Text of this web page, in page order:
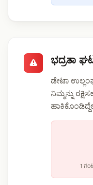
ಭದ್ರತಾ
ಡೇಟಾ
ನಿಮ್ಮನ್ನು
1